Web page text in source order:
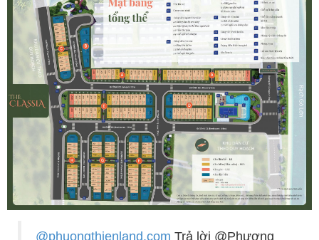
@phuongthienland.com Trả lời @Phương